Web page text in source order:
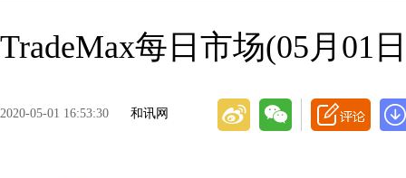
TradeMax每日市场(05月01
2020-05-01 16:53:30 和讯网